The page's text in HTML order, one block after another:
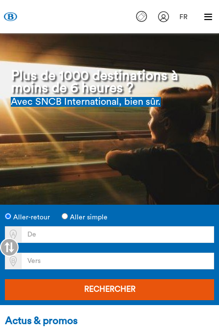
FR
Plus de 1000 destinations à
moins de 6 heures ?
Avec SNCB International, bien sûr.
Aller-retour Aller simple
RECHERCHER
Actus & promos